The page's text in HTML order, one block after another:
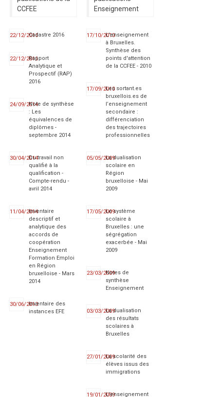
CCFEE
22/12/2016Cadastre 2016
22/12/2016Rapport
Analytique et
Prospectif (RAP)
2016
24/09/2014Note de synthèse
: Les
équivalences de
diplômes -
septembre 2014
30/04/2014Du travail non
qualifié à la
qualification -
Compte-rendu -
avril 2014
11/04/2014Inventaire
descriptif et
analytique des
accords de
coopération
Enseignement
Formation Emploi
en Région
bruxelloise - Mars
2014
30/06/2013Inventaire des
instances EFE
Enseignement
17/10/2010L'enseignement
à Bruxelles.
Synthèse des
points d'attention
de la CCFEE - 2010
17/09/2010Les sortant.es
bruxellois.es de
l’enseignement
secondaire :
différenciation
des trajectoires
professionnelles
05/05/2009La dualisation
scolaire en
Région
bruxelloise - Mai
2009
17/05/2009Le système
scolaire à
Bruxelles : une
ségrégation
exacerbée - Mai
2009
23/03/2009Notes de
synthèse
Enseignement
03/03/2009La dualisation
des résultats
scolaires à
Bruxelles
27/01/2009La scolarité des
élèves issus des
immigrations
19/01/2009L'enseignement